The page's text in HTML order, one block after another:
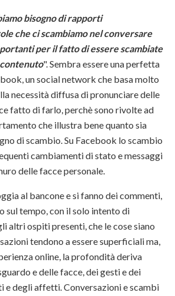
bisogno di rapporti
che ci scambiamo nel conversare
per il fatto di essere scambiate
". Sembra essere una perfetta
un social network che basa molto
necessità diffusa di pronunciare delle
fatto di farlo, perchè sono rivolte ad
che illustra bene quanto sia
di scambio. Su Facebook lo scambio
cambiamenti di stato e messaggi
delle facce personale.
al bancone e si fanno dei commenti,
sul tempo, con il solo intento di
altri ospiti presenti, che le cose siano
tendono a essere superficiali ma,
online, la profondità deriva
e delle facce, dei gesti e dei
e degli affetti. Conversazioni e scambi